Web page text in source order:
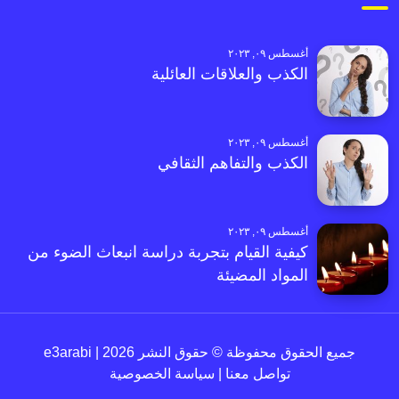
أغسطس ٠٩, ٢٠٢٣
الكذب والعلاقات العائلية
أغسطس ٠٩, ٢٠٢٣
الكذب والتفاهم الثقافي
أغسطس ٠٩, ٢٠٢٣
كيفية القيام بتجربة دراسة انبعاث الضوء من
المواد المضيئة
جميع الحقوق محفوظة © حقوق النشر 2026 | e3arabi
تواصل معنا
سياسة الخصوصية